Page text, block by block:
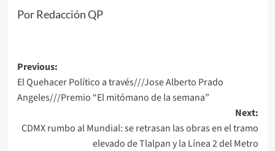
Por Redacción QP
Post
navigation
Previous:
El Quehacer Político a través///Jose Alberto Prado
Angeles///Premio “El mitómano de la semana”
Next:
CDMX rumbo al Mundial: se retrasan las obras en el tramo
elevado de Tlalpan y la Línea 2 del Metro